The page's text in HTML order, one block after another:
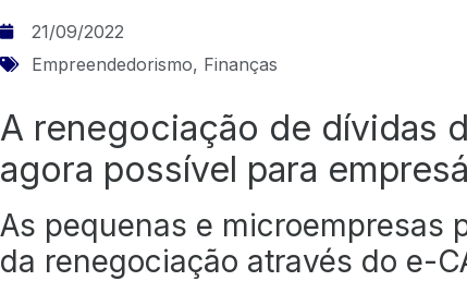
21/09/2022
Empreendedorismo, Finanças
A renegociação de dívidas
agora possível para
As pequenas e microempresas
da renegociação através do e-